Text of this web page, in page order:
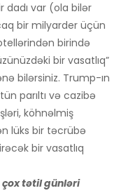
dadı var (ola bilər
bir milyarder üçün
birində
bir vasatlıq”
bilərsiniz. Trump-ın
parıltı və cazibə
köhnəlmiş
lüks bir təcrübə
bir vasatlıq
çox tətil günləri